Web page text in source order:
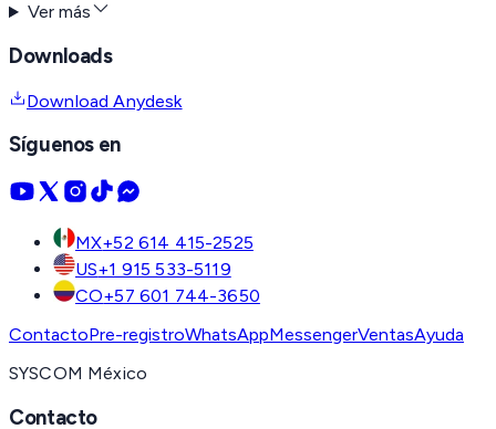
Ver más
Downloads
Download Anydesk
Síguenos en
MX+52 614 415-2525
US+1 915 533-5119
CO+57 601 744-3650
ContactoPre-registroWhatsAppMessengerVentasAyuda
SYSCOM México
Contacto